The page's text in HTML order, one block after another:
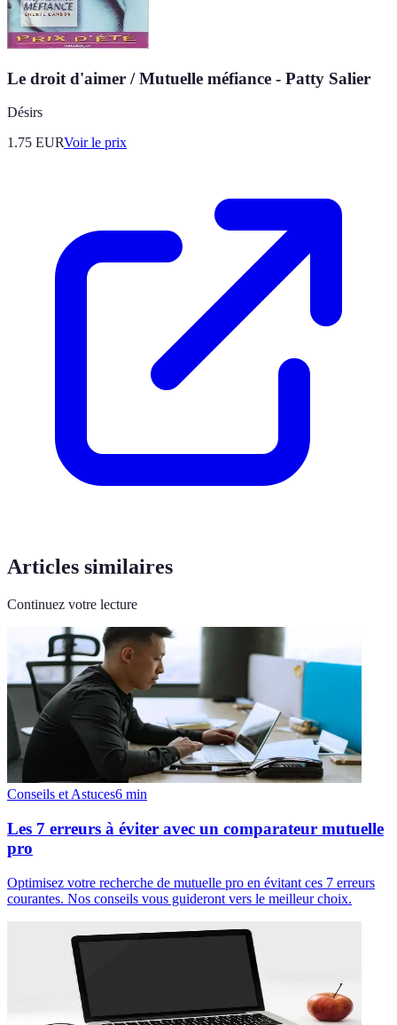
Le droit d'aimer / Mutuelle méfiance - Patty Salier
Désirs
1.75 EURVoir le prix
Articles similaires
Continuez votre lecture
Conseils et Astuces6 min
Les 7 erreurs à éviter avec un comparateur mutuelle
pro
Optimisez votre recherche de mutuelle pro en évitant ces 7 erreurs
courantes. Nos conseils vous guideront vers le meilleur choix.